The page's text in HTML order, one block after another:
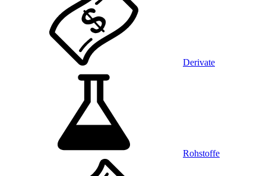
Derivate
Rohstoffe